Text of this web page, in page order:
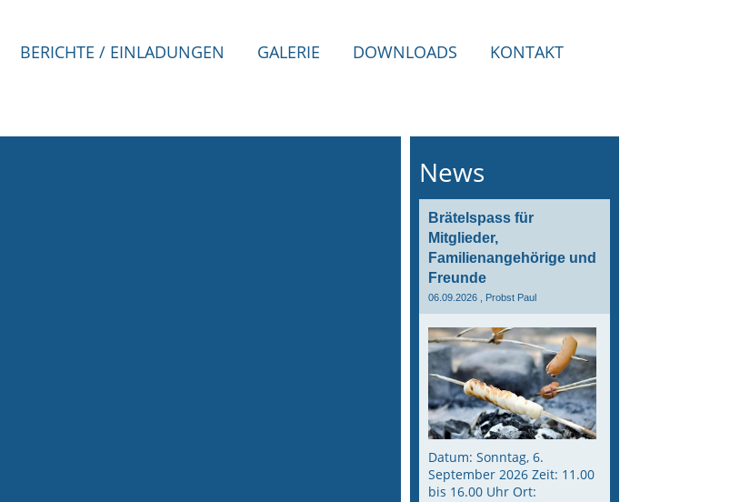
BERICHTE / EINLADUNGEN GALERIE DOWNLOADS
KONTAKT
News
Brätelspass für
Mitglieder,
Familienangehörige und
Freunde
06.09.2026 , Probst Paul
Datum: Sonntag, 6.
September 2026 Zeit: 11.00
bis 16.00 Uhr Ort: